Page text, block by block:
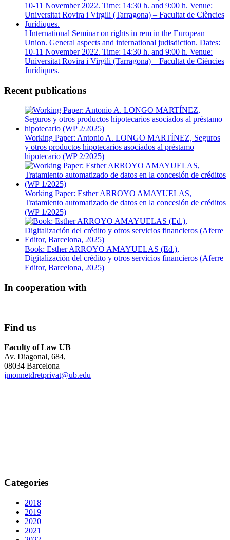
I International Seminar on rights in rem in the European
Union. General aspects and international judisdiction. Dates:
10-11 November 2022. Time: 14:30 h. and 9:00 h. Venue:
Universitat Rovira i Virgili (Tarragona) – Facultat de Ciències
Jurídiques.
Recent publications
Working Paper: Antonio A. LONGO MARTÍNEZ, Seguros
y otros productos hipotecarios asociados al préstamo
hipotecario (WP 2/2025)
Working Paper: Esther ARROYO AMAYUELAS,
Tratamiento automatizado de datos en la concesión de créditos
(WP 1/2025)
Book: Esther ARROYO AMAYUELAS (Ed.),
Digitalización del crédito y otros servicios financieros (Aferre
Editor, Barcelona, 2025)
In cooperation with
Find us
Faculty of Law UB
Av. Diagonal, 684,
08034 Barcelona
jmonnetdretprivat@ub.edu
Categories
2018
2019
2020
2021